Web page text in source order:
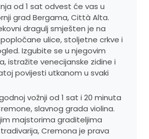
od 1 sat odvest će vas u
grad Bergama, Città Alta.
dragulj smješten je na
popločane ulice, stoljetne crkve i
Izgubite se u njegovim
istražite venecijanske zidine i
povijesti utkanom u svaki
vožnji od 1 sat i 20 minuta
slavnog grada violina.
majstorima graditeljima
Cremona je prava